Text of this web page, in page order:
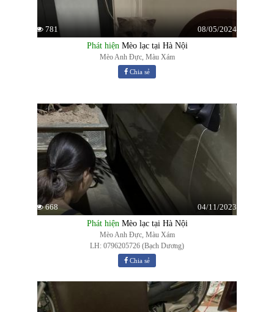
781
08/05/2024
Phát hiện Mèo lạc tại Hà Nội
Mèo Anh Đực, Màu Xám
Chia sẻ
668
04/11/2023
Phát hiện Mèo lạc tại Hà Nội
Mèo Anh Đực, Màu Xám
LH: 0796205726 (Bạch Dương)
Chia sẻ